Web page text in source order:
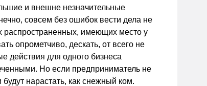
и внешне незначительные
совсем без ошибок вести дела не
распространенных, имеющих место у
опрометчиво, дескать, от всего не
действия для одного бизнеса
Но если предприниматель не
нарастать, как снежный ком.